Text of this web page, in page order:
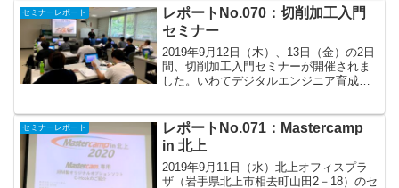
員会、主管は大船渡中央公民館。上記が
募集ポスター...
セミナーレポート
レポートNo.070：切削加工入門
セミナー
2019年9月12日（木）、13日（金）の2日
間、切削加工入門セミナーが開催されま
した。いわてデジタルエンジニア育成セ
ー.ジー.㈱様、㈱マクロス様です。満員御
礼の最大1...
セミナーレポート
レポートNo.071：Mastercamp
in 北上
2019年9月11日（水）北上オフィスプラ
ザ（岩手県北上市相去町山田2－18）のセ